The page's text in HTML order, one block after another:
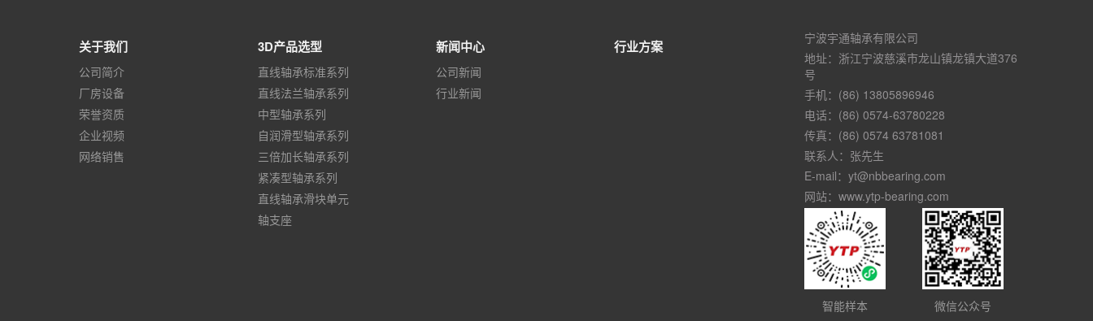
关于我们
公司简介
厂房设备
荣誉资质
企业视频
网络销售
3D产品选型
直线轴承标准系列
直线法兰轴承系列
中型轴承系列
自润滑型轴承系列
三倍加长轴承系列
紧凑型轴承系列
直线轴承滑块单元
轴支座
新闻中心
公司新闻
行业新闻
行业方案
宁波宇通轴承有限公司
地址：浙江宁波慈溪市龙山镇龙镇大道376
号
手机：(86) 13805896946
电话：(86) 0574-63780228
传真：(86) 0574 63781081
联系人：张先生
E-mail：yt@nbbearing.com
网站：www.ytp-bearing.com
智能样本 微信公众号